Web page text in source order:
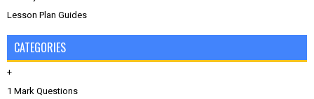
Lesson Plan Guides
CATEGORIES
+
1 Mark Questions